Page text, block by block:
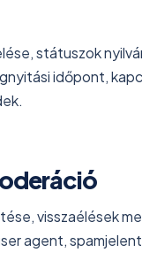
státuszok
időpont,
visszaélések
agent,